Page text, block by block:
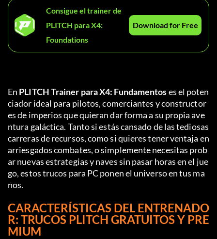
Consigue el trainer de
PLITCH para X4:
Foundations
Download for Free
En PLITCH Trainer para X4: Fundamentos es el poten
ciador ideal para pilotos, comerciantes y constructor
es de imperios que quieran dar forma a su propia ave
ntura galáctica. Tanto si estás cansado de las tediosas
carreras de recursos, como si quieres tener ventaja en
arriesgados combates, o simplemente necesitas prob
ar nuevas estrategias y naves sin pasar horas en el jue
go, estos trucos para PC ponen el universo en tus ma
nos.
CARACTERÍSTICAS DEL ENTRENADO
R: TRUCOS PLITCH GRATUITOS Y PRE
MIUM